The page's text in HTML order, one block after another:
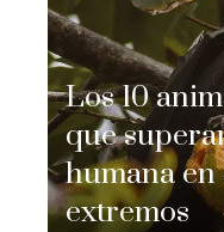
Los 10
que
humana
extremos